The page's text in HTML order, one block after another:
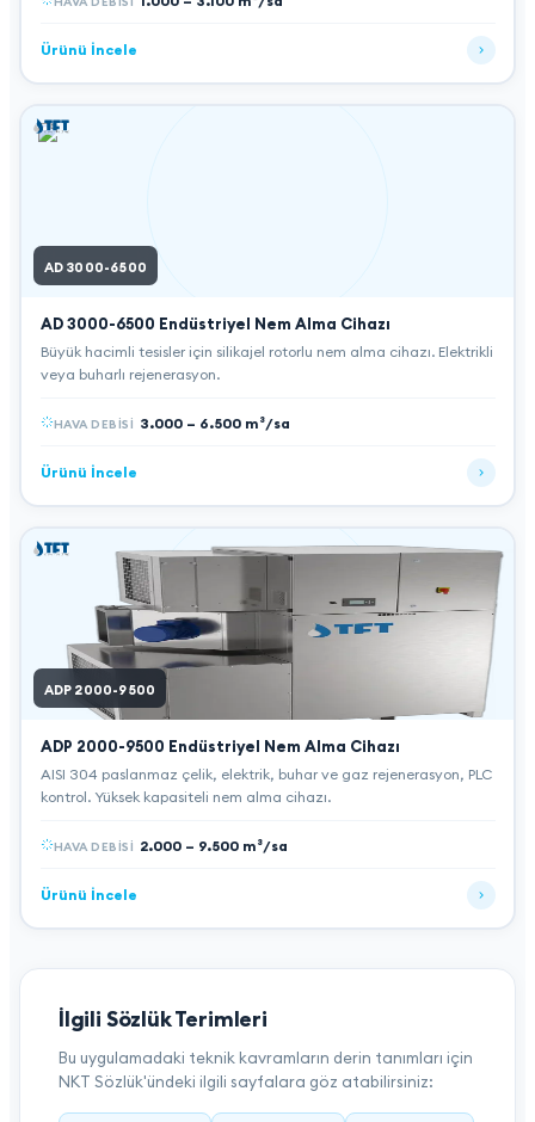
Ürünü İncele
AD 3000-6500
AD 3000-6500 Endüstriyel Nem Alma Cihazı
Büyük hacimli tesisler için silikajel rotorlu nem alma cihazı. Elektrikli
veya buharlı rejenerasyon.
HAVA DEBISI 3.000 – 6.500 m³/sa
Ürünü İncele
ADP 2000-9500
ADP 2000-9500 Endüstriyel Nem Alma Cihazı
AISI 304 paslanmaz çelik, elektrik, buhar ve gaz rejenerasyon, PLC
kontrol. Yüksek kapasiteli nem alma cihazı.
HAVA DEBISI 2.000 – 9.500 m³/sa
Ürünü İncele
İlgili Sözlük Terimleri
Bu uygulamadaki teknik kavramların derin tanımları için
NKT Sözlük'ündeki ilgili sayfalara göz atabilirsiniz: